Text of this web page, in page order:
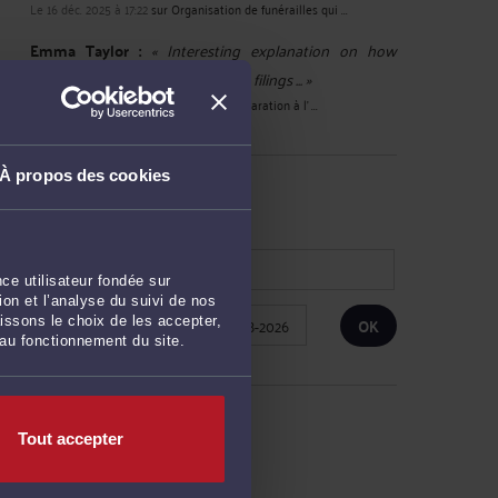
À propos des cookies
utilisateur fondée sur
et l’analyse du suivi de nos
le choix de les accepter,
fonctionnement du site.
Tout accepter
Le 16 déc. 2025 à 17:22sur Organisation de funérailles qui ...
Emma Taylor : « Interesting explanation on how
administrative sanctions and late filings ... »
Le 11 nov. 2025 à 21:08surRetard de déclaration à l' ...
RECHERCHE
Publié du au
ARCHIVES